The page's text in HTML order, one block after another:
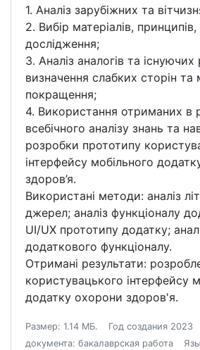
1. Аналіз зарубіжних та
2. Вибір матеріалів,
дослідження;
3. Аналіз аналогів та
визначення слабких сторін
покращення;
4. Використання отриманих в
всебічного аналізу знань та
розробки прототипу
інтерфейсу мобільного
здоров’я.
Використані методи: аналіз
джерел; аналіз функціоналу
UI/UX прототипу додатку;
додаткового функціоналу.
Отримані результати:
користувацького інтерфейсу
додатку охорони здоров'я.
Размер: 1.14 МБ. Год создания 2023
документа: бакалаврская работа